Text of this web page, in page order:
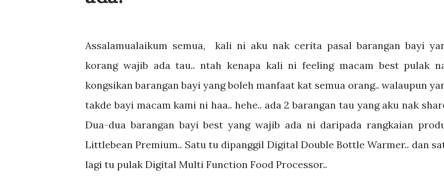
Assalamualaikum semua, kali ni aku nak cerita pasal barangan bayi
korang wajib ada tau.. ntah kenapa kali ni feeling macam best pulak
kongsikan barangan bayi yang boleh manfaat kat semua orang.. walaupun
takde bayi macam kami ni haa.. hehe.. ada 2 barangan tau yang aku nak
Dua-dua barangan bayi best yang wajib ada ni daripada rangkaian
Littlebean Premium.. Satu tu dipanggil Digital Double Bottle Warmer.. dan
lagi tu pulak Digital Multi Function Food Processor..